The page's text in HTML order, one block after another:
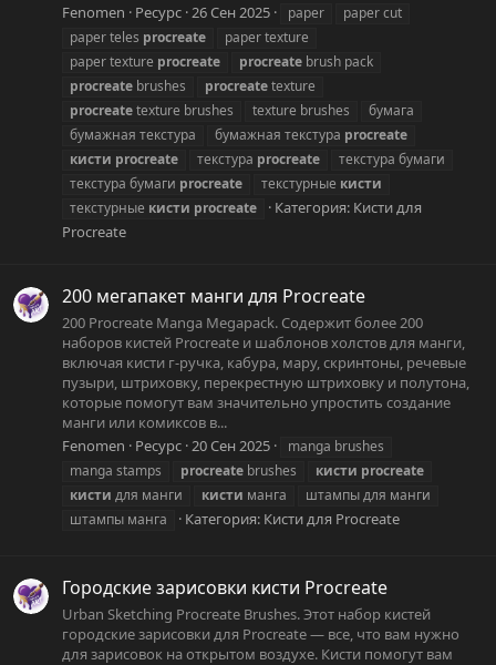
Fenomen
Ресурс 26 Сен 2025 paper
paper cut
paper teles procreate
paper texture
paper texture procreate procreate brush pack
procreate brushes procreatetexture
procreatetexture brushes texture brushes
бумага
бумажная текстура
бумажная текстура procreate
кисти procreate текстура procreate
текстура бумаги
текстура бумаги procreate текстурные кисти
текстурные кисти procreate Категория: Кисти для
Procreate
200 мегапакет манги для Procreate
200 Procreate Manga Megapack. Содержит более 200
наборов кистей Procreate и шаблонов холстов для манги,
включая кисти г-ручка, кабура, мару, скринтоны, речевые
пузыри, штриховку, перекрестную штриховку и полутона,
которые помогут вам значительно упростить создание
манги или комиксов в...
Fenomen
Ресурс 20 Сен 2025
manga brushes
manga stamps
procreate brushes кисти procreate
кисти для манги кисти манга
штампы для манги
штампы манга
Категория: Кисти для Procreate
Городские зарисовки кисти Procreate
Urban Sketching Procreate Brushes. Этот набор кистей
городские зарисовки для Procreate — все, что вам нужно
для зарисовок на открытом воздухе. Кисти помогут вам